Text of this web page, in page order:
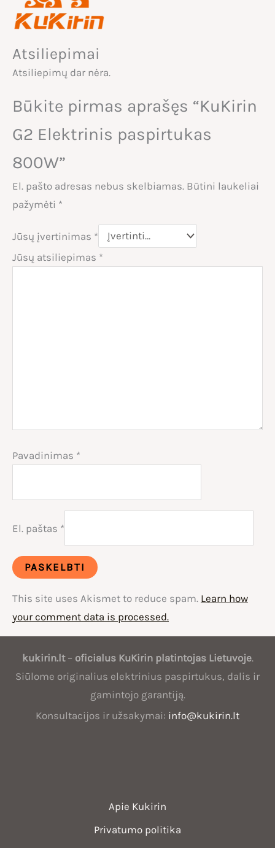
Atsiliepimai
Atsiliepimų dar nėra.
Būkite pirmas aprašęs “KuKirin
G2 Elektrinis paspirtukas
800W”
El. pašto adresas nebus skelbiamas. Būtini laukeliai
pažymėti *
Jūsų įvertinimas *
Jūsų atsiliepimas *
Pavadinimas *
El. paštas *
This site uses Akismet to reduce spam. Learn how
your comment data is processed.
Oficialus
KuKirin
Lietuvoje
kukirin.lt– oficialus KuKirinplatintojas Lietuvoje.
Siūlome originalius elektrinius paspirtukus, dalis ir
gamintojo garantiją.
Konsultacijos ir užsakymai: info@kukirin.lt
Apie Kukirin
Privatumo politika